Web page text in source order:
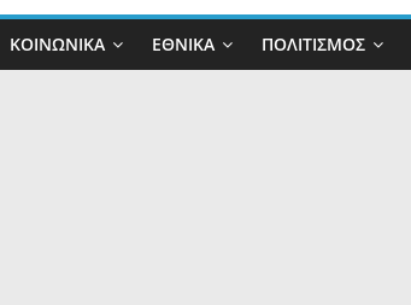
ΚΟΙΝΩΝΙΚΆ ΕΘΝΙΚΆ ΠΟΛΙΤΙΣΜΌΣ